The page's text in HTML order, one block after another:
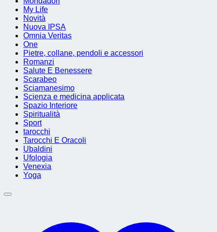
My Life
Novità
Nuova IPSA
Omnia Veritas
One
Pietre, collane, pendoli e accessori
Romanzi
Salute E Benessere
Scarabeo
Sciamanesimo
Scienza e medicina applicata
Spazio Interiore
Spiritualità
Sport
tarocchi
Tarocchi E Oracoli
Ubaldini
Ufologia
Venexia
Yoga